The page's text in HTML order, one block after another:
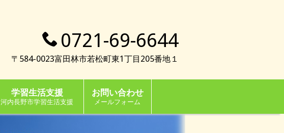
0721-69-6644
〒584-0023富田林市若松町東1丁目205番地１
学習生活支援
河内長野市学習生活支援
お問い合わせ
メールフォーム